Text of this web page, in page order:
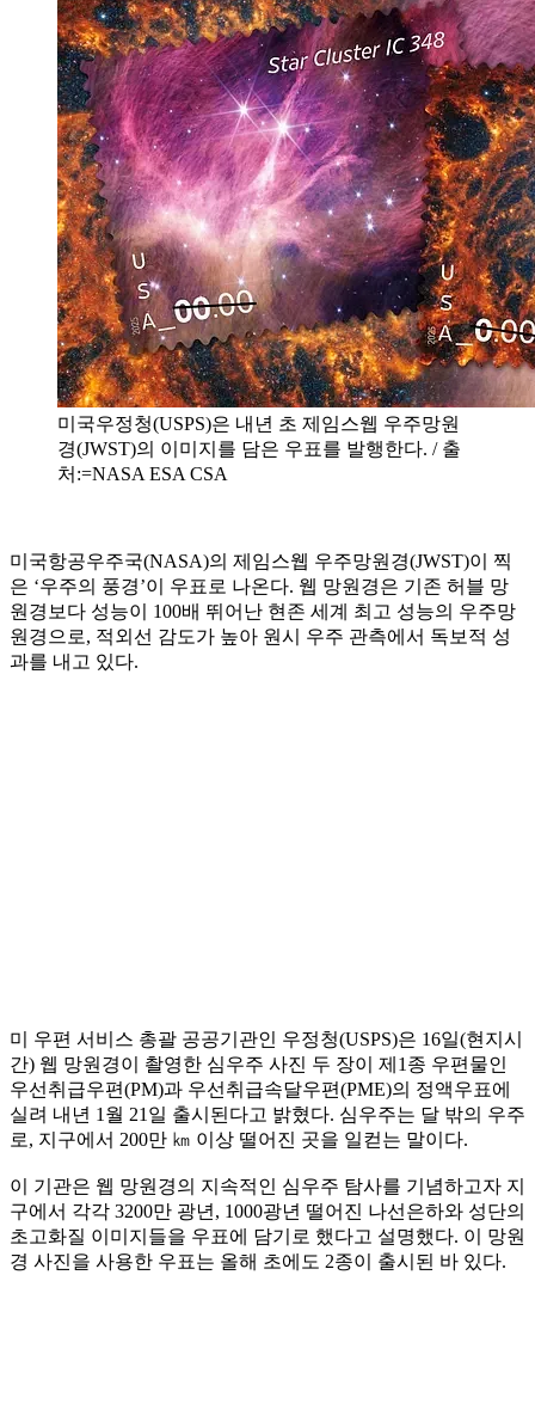
미국우정청(USPS)은 내년 초 제임스웹 우주망원
경(JWST)의 이미지를 담은 우표를 발행한다. / 출
처:=NASA ESA CSA
미국항공우주국(NASA)의 제임스웹 우주망원경(JWST)이 찍
은 ‘우주의 풍경’이 우표로 나온다. 웹 망원경은 기존 허블 망
원경보다 성능이 100배 뛰어난 현존 세계 최고 성능의 우주망
원경으로, 적외선 감도가 높아 원시 우주 관측에서 독보적 성
과를 내고 있다.
미 우편 서비스 총괄 공공기관인 우정청(USPS)은 16일(현지시
간) 웹 망원경이 촬영한 심우주 사진 두 장이 제1종 우편물인
우선취급우편(PM)과 우선취급속달우편(PME)의 정액우표에
실려 내년 1월 21일 출시된다고 밝혔다. 심우주는 달 밖의 우주
로, 지구에서 200만 ㎞ 이상 떨어진 곳을 일컫는 말이다.
이 기관은 웹 망원경의 지속적인 심우주 탐사를 기념하고자 지
구에서 각각 3200만 광년, 1000광년 떨어진 나선은하와 성단의
초고화질 이미지들을 우표에 담기로 했다고 설명했다. 이 망원
경 사진을 사용한 우표는 올해 초에도 2종이 출시된 바 있다.